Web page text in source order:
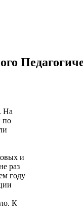
На
по
и
раз
году
К